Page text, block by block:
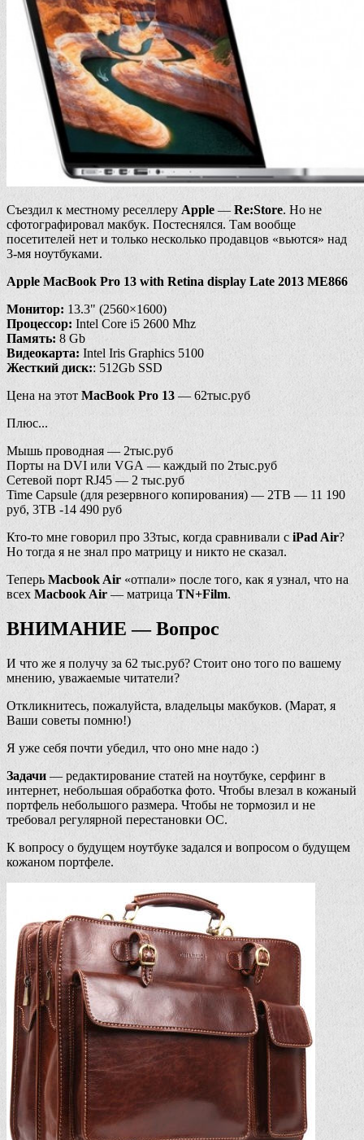
Съездил к местному реселлеру Apple—Re:Store. Но не
сфотографировал макбук. Постеснялся. Там вообще
посетителей нет и только несколько продавцов «вьются» над
3-мя ноутбуками.
Apple MacBook Pro 13 with Retina display Late 2013 ME866
Монитор: 13.3" (2560×1600)
Процессор: Intel Core i5 2600 Mhz
Память: 8 Gb
Видеокарта: Intel Iris Graphics 5100
Жесткий диск:: 512Gb SSD
Цена на этот MacBook Pro 13 — 62тыс.руб
Плюс...
Мышь проводная — 2тыс.руб
Порты на DVI или VGA — каждый по 2тыс.руб
Сетевой порт RJ45 — 2 тыс.руб
Time Capsule (для резервного копирования) — 2TB — 11 190
руб, 3TB -14 490 руб
Кто-то мне говорил про 33тыс, когда сравнивали с iPad Air?
Но тогда я не знал про матрицу и никто не сказал.
Теперь Macbook Air «отпали» после того, как я узнал, что на
всех Macbook Air — матрица TN+Film.
ВНИМАНИЕ — Вопрос
И что же я получу за 62 тыс.руб? Стоит оно того по вашему
мнению, уважаемые читатели?
Откликнитесь, пожалуйста, владельцы макбуков. (Марат, я
Ваши советы помню!)
Я уже себя почти убедил, что оно мне надо :)
Задачи— редактирование статей на ноутбуке, серфинг в
интернет, небольшая обработка фото. Чтобы влезал в кожаный
портфель небольшого размера. Чтобы не тормозил и не
требовал регулярной перестановки ОС.
К вопросу о будущем ноутбуке задался и вопросом о будущем
кожаном портфеле.